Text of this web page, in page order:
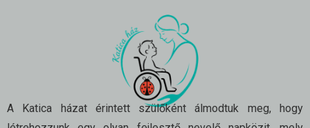
A Katica házat érintett szülőként álmodtuk meg, hogy